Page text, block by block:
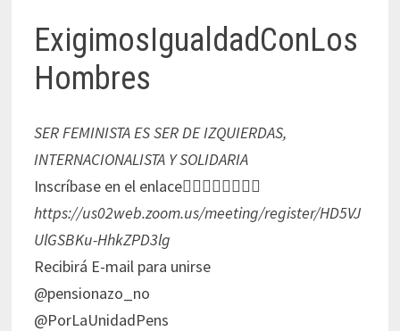
ExigimosIgualdadConLos
Hombres
SER FEMINISTA ES SER DE IZQUIERDAS,
INTERNACIONALISTA Y SOLIDARIA
Inscríbase en el enlace👇🏻👇🏻👇🏻👇🏻
https://us02web.zoom.us/meeting/register/HD5VJ
UlGSBKu-HhkZPD3lg
Recibirá E-mail para unirse
@pensionazo_no
@PorLaUnidadPens